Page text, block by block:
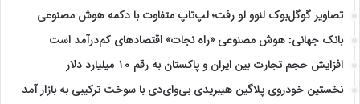
تصاویر گوگل‌بوک لنوو لو رفت؛ لپ‌تاپ متفاوت با دکمه هوش مصنوعی
بانک جهانی: هوش مصنوعی «راه نجات» اقتصادهای کم‌درآمد است
افزایش حجم تجارت بین ایران و پاکستان به رقم ۱۰ میلیارد دلار
نخستین خودروی پلاگین هیبریدی بی‌وای‌دی با سوخت ترکیبی به بازار آمد